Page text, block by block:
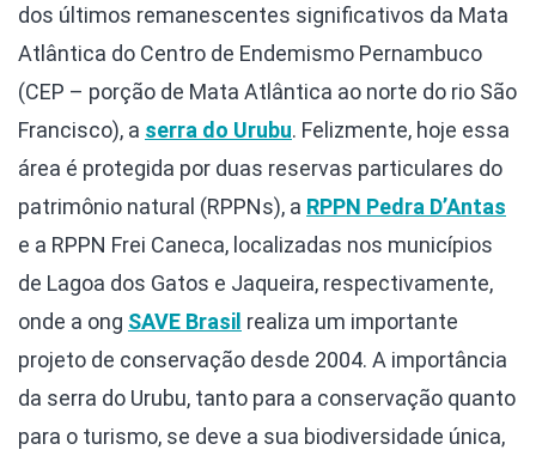
dos últimos remanescentes significativos da Mata
Atlântica do Centro de Endemismo Pernambuco
(CEP – porção de Mata Atlântica ao norte do rio São
Francisco), a serra do Urubu. Felizmente, hoje essa
área é protegida por duas reservas particulares do
patrimônio natural (RPPNs), a RPPN Pedra D’Antas
e a RPPN Frei Caneca, localizadas nos municípios
de Lagoa dos Gatos e Jaqueira, respectivamente,
onde a ong SAVE Brasil realiza um importante
projeto de conservação desde 2004. A importância
da serra do Urubu, tanto para a conservação quanto
para o turismo, se deve a sua biodiversidade única,